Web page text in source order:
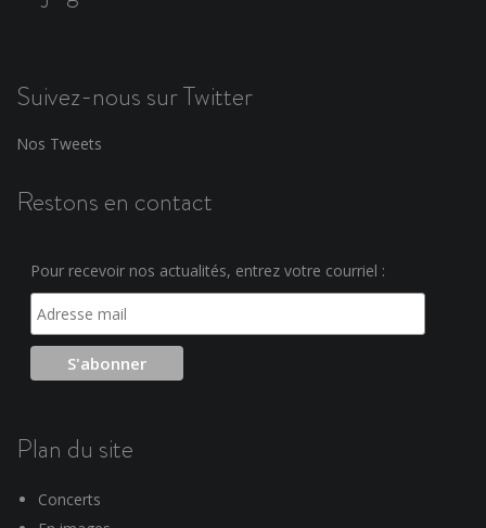
Suivez-nous sur Twitter
Nos Tweets
Restons en contact
Pour recevoir nos actualités, entrez votre courriel :
Plan du site
Concerts